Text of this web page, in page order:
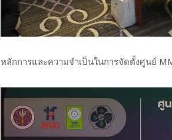
หลักการและความจำเป็นในการจัดตั้งศูนย์